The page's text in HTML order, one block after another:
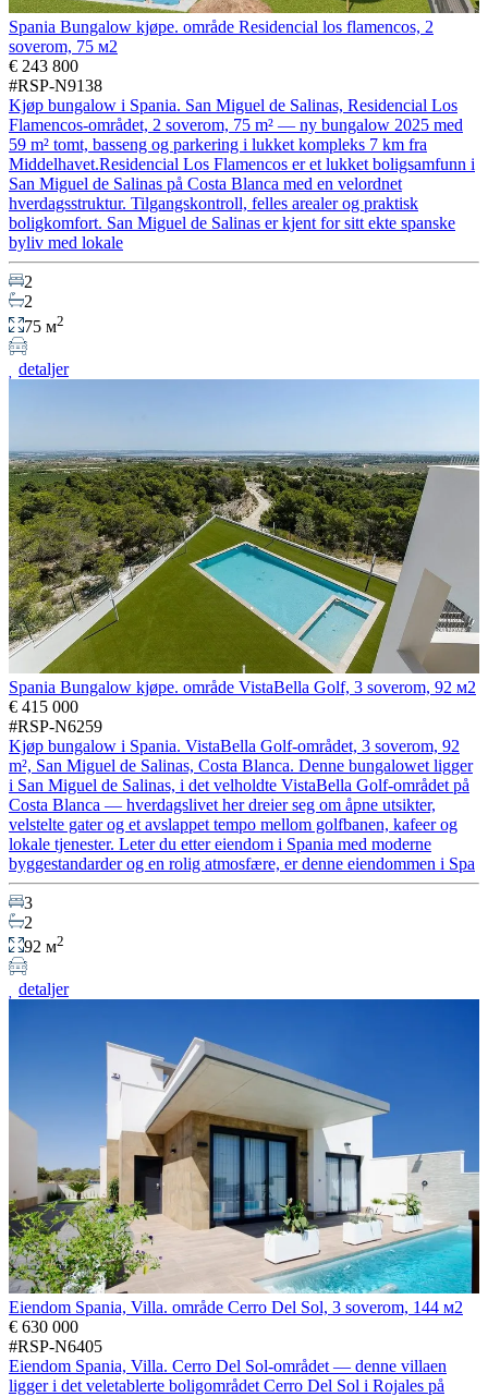
Spania Bungalow kjøpe. område Residencial los flamencos, 2
soverom, 75 м2
€ 243 800
#RSP-N9138
Kjøp bungalow i Spania. San Miguel de Salinas, Residencial Los
Flamencos-området, 2 soverom, 75 m² — ny bungalow 2025 med
59 m² tomt, basseng og parkering i lukket kompleks 7 km fra
Middelhavet.Residencial Los Flamencos er et lukket boligsamfunn i
San Miguel de Salinas på Costa Blanca med en velordnet
hverdagsstruktur. Tilgangskontroll, felles arealer og praktisk
boligkomfort. San Miguel de Salinas er kjent for sitt ekte spanske
byliv med lokale
2
2
75 м2
detaljer
Spania Bungalow kjøpe. område VistaBella Golf, 3 soverom, 92 м2
€ 415 000
#RSP-N6259
Kjøp bungalow i Spania. VistaBella Golf-området, 3 soverom, 92
m², San Miguel de Salinas, Costa Blanca. Denne bungalowet ligger
i San Miguel de Salinas, i det velholdte VistaBella Golf-området på
Costa Blanca — hverdagslivet her dreier seg om åpne utsikter,
velstelte gater og et avslappet tempo mellom golfbanen, kafeer og
lokale tjenester. Leter du etter eiendom i Spania med moderne
byggestandarder og en rolig atmosfære, er denne eiendommen i Spa
3
2
92 м2
detaljer
Eiendom Spania, Villa. område Cerro Del Sol, 3 soverom, 144 м2
€ 630 000
#RSP-N6405
Eiendom Spania, Villa. Cerro Del Sol-området — denne villaen
ligger i det veletablerte boligområdet Cerro Del Sol i Rojales på